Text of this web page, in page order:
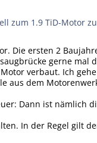
zum 1.9 TiD-Motor
Die ersten 2
gerne mal
verbaut. Ich
aus dem
Dann ist nämlich
In der Regel gilt